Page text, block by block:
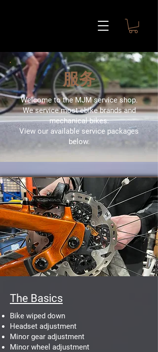
服务
Welcome to the MJM service shop.
We service most ebike brands and
mechanical bikes.
View our available service packages
below.
The Basics
Bike wiped down
Headset adjustment
Minor gear adjustment
Minor wheel adjustment